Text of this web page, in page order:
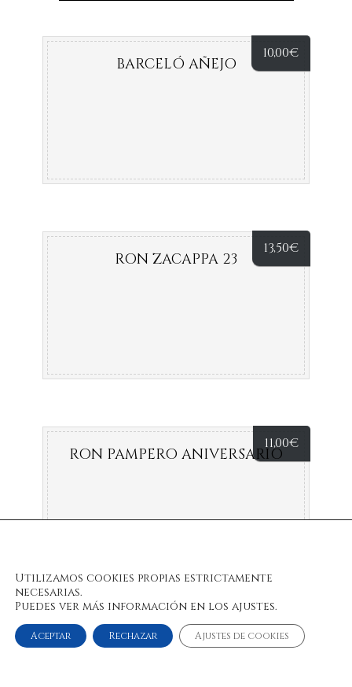
10,00€
BARCELÓ AÑEJO
13,50€
RON ZACAPPA 23
11,00€
RON PAMPERO ANIVERSARIO
Utilizamos cookies propias estrictamente
necesarias.
Puedes ver más información en los ajustes.
Aceptar Rechazar Ajustes de cookies